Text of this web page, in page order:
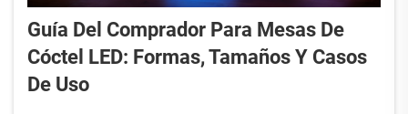
Guía Del Comprador Para Mesas De
Cóctel LED: Formas, Tamaños Y Casos
De Uso